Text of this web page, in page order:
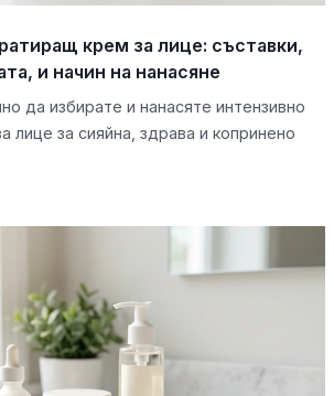
крем за лице: съставки,
и начин на нанасяне
да избирате и нанасяте интензивно
лице за сияйна, здрава и копринено